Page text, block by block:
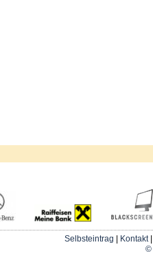
Selbsteintrag Kontakt
©